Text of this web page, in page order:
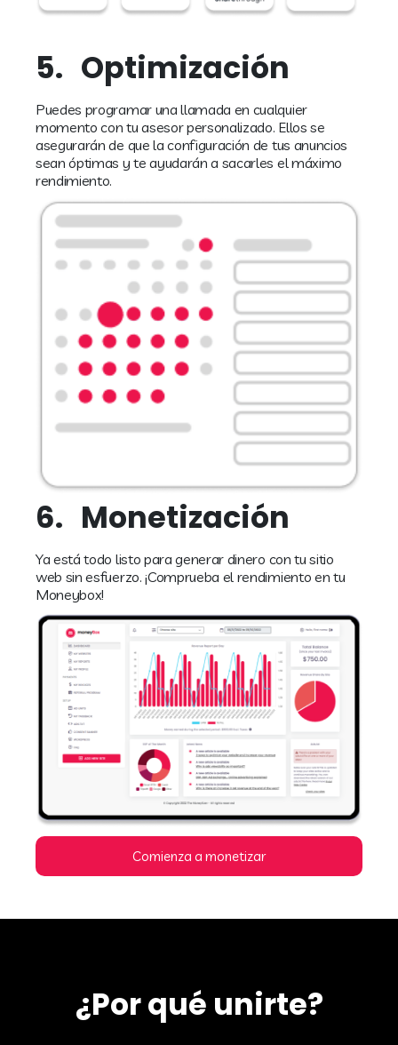
5. Optimización
Puedes programar una llamada en cualquier
momento con tu asesor personalizado. Ellos se
asegurarán de que la configuración de tus anuncios
sean óptimas y te ayudarán a sacarles el máximo
rendimiento.
Comienza a monetizar
6. Monetización
Ya está todo listo para generar dinero con tu sitio
web sin esfuerzo. ¡Comprueba el rendimiento en tu
Moneybox!
¿Por qué unirte?